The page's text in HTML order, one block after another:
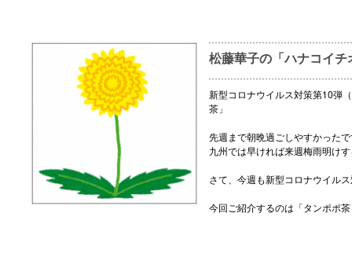
松藤華子の「ハナコイ
新型コロナウイルス対策第10弾
茶」
先週まで朝晩過ごしやすかった
九州では早ければ来週梅雨明け
さて、今週も新型コロナウイル
今回ご紹介するのは「タンポポ